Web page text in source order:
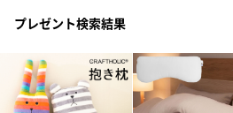
プレゼント検索結果